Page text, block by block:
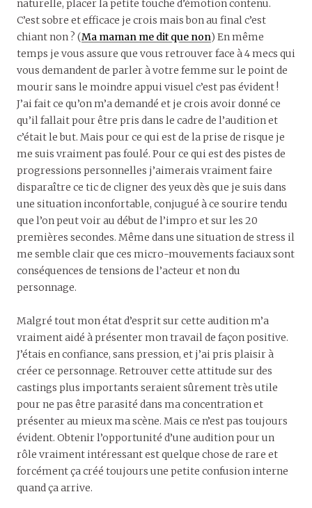
naturelle, placer la petite touche d’émotion contenu.
C’est sobre et efficace je crois mais bon au final c’est
chiant non ? (Ma maman me dit que non) En même
temps je vous assure que vous retrouver face à 4 mecs qui
vous demandent de parler à votre femme sur le point de
mourir sans le moindre appui visuel c’est pas évident !
J’ai fait ce qu’on m’a demandé et je crois avoir donné ce
qu’il fallait pour être pris dans le cadre de l’audition et
c’était le but. Mais pour ce qui est de la prise de risque je
me suis vraiment pas foulé. Pour ce qui est des pistes de
progressions personnelles j’aimerais vraiment faire
disparaître ce tic de cligner des yeux dès que je suis dans
une situation inconfortable, conjugué à ce sourire tendu
que l’on peut voir au début de l’impro et sur les 20
premières secondes. Même dans une situation de stress il
me semble clair que ces micro-mouvements faciaux sont
conséquences de tensions de l’acteur et non du
personnage.
Malgré tout mon état d’esprit sur cette audition m’a
vraiment aidé à présenter mon travail de façon positive.
J’étais en confiance, sans pression, et j’ai pris plaisir à
créer ce personnage. Retrouver cette attitude sur des
castings plus importants seraient sûrement très utile
pour ne pas être parasité dans ma concentration et
présenter au mieux ma scène. Mais ce n’est pas toujours
évident. Obtenir l’opportunité d’une audition pour un
rôle vraiment intéressant est quelque chose de rare et
forcément ça créé toujours une petite confusion interne
quand ça arrive.